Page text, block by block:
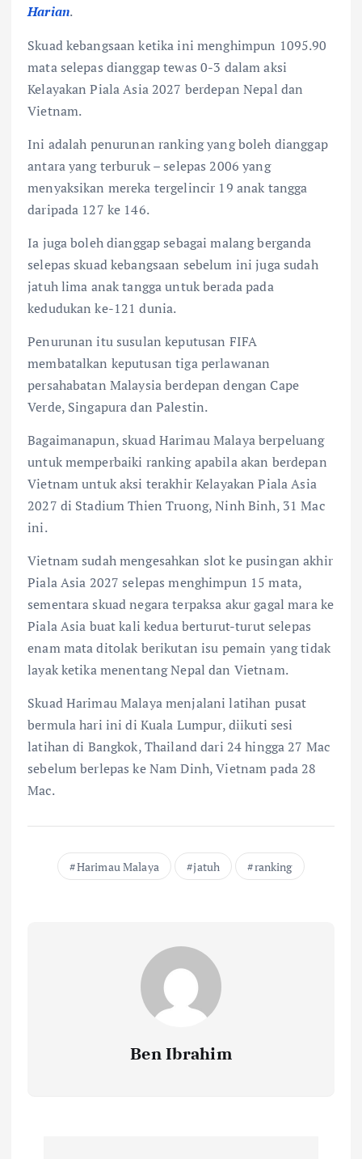
Harian.
Skuad kebangsaan ketika ini menghimpun 1095.90
mata selepas dianggap tewas 0-3 dalam aksi
Kelayakan Piala Asia 2027 berdepan Nepal dan
Vietnam.
Ini adalah penurunan ranking yang boleh dianggap
antara yang terburuk – selepas 2006 yang
menyaksikan mereka tergelincir 19 anak tangga
daripada 127 ke 146.
Ia juga boleh dianggap sebagai malang berganda
selepas skuad kebangsaan sebelum ini juga sudah
jatuh lima anak tangga untuk berada pada
kedudukan ke-121 dunia.
Penurunan itu susulan keputusan FIFA
membatalkan keputusan tiga perlawanan
persahabatan Malaysia berdepan dengan Cape
Verde, Singapura dan Palestin.
Bagaimanapun, skuad Harimau Malaya berpeluang
untuk memperbaiki ranking apabila akan berdepan
Vietnam untuk aksi terakhir Kelayakan Piala Asia
2027 di Stadium Thien Truong, Ninh Binh, 31 Mac
ini.
Vietnam sudah mengesahkan slot ke pusingan akhir
Piala Asia 2027 selepas menghimpun 15 mata,
sementara skuad negara terpaksa akur gagal mara ke
Piala Asia buat kali kedua berturut-turut selepas
enam mata ditolak berikutan isu pemain yang tidak
layak ketika menentang Nepal dan Vietnam.
Skuad Harimau Malaya menjalani latihan pusat
bermula hari ini di Kuala Lumpur, diikuti sesi
latihan di Bangkok, Thailand dari 24 hingga 27 Mac
sebelum berlepas ke Nam Dinh, Vietnam pada 28
Mac.
Harimau Malaya jatuh ranking
Ben Ibrahim